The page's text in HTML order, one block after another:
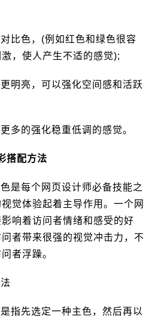
比色，(例如红色和绿色很容
，使人产生不适的感觉);
明亮，可以强化空间感和活跃
多的强化稳重低调的感觉。
配方法
是每个网页设计师必备技能之
觉体验起着主导作用。一个网
响着访问者情绪和感受的好
者带来很强的视觉冲击力，不
者浮躁。
指先选定一种主色，然后再以